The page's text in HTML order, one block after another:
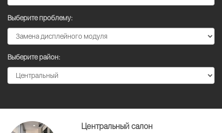
Выберите проблему:
Выберите район:
Центральный салон